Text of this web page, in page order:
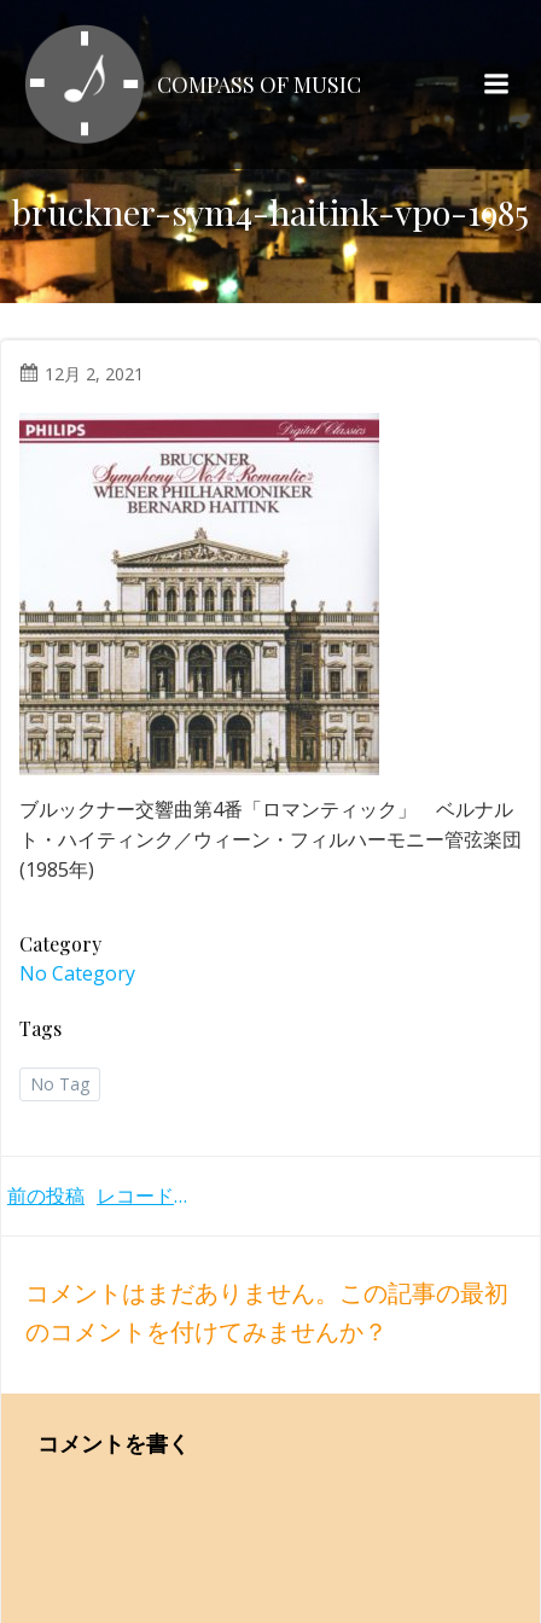
テ
ン
ツ
ス
キ
ッ
プ
COMPASS OF MUSIC
bruckner-sym4-haitink-vpo-1985
12月 2, 2021
ブルックナー交響曲第4番「ロマンティック」 ベルナル
ト・ハイティンク／ウィーン・フィルハーモニー管弦楽団
(1985年)
Category
No Category
Tags
No Tag
Post
前の投稿 レコードアカデミー賞＆蘭エジソン賞受賞！ハイティンクとウィーンフィルのブルックナー交響曲第8番(1995年)
コメントはまだありません。この記事の最初
のコメントを付けてみませんか？
コメントを書く